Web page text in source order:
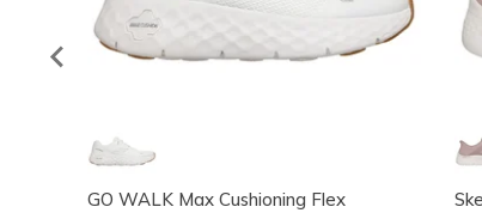
GO WALK Max Cushioning Flex